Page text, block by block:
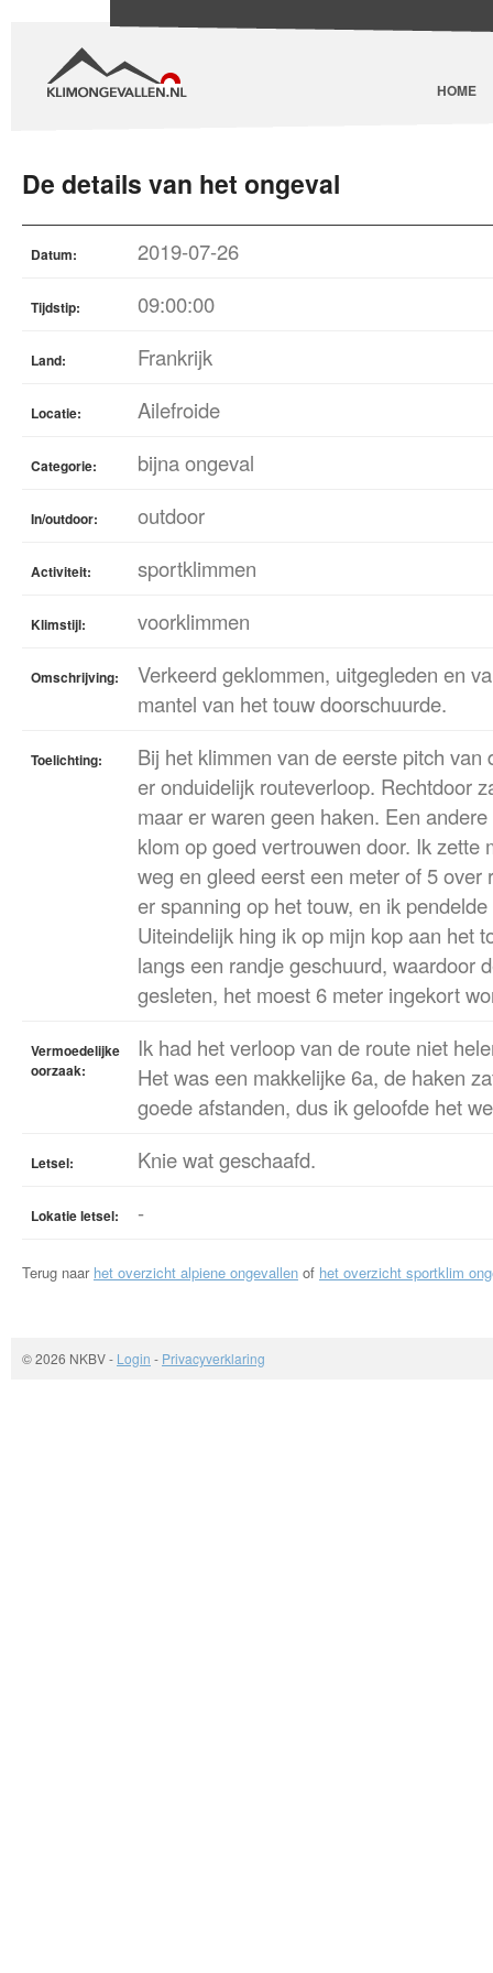
HOME
De details van het ongeval
Datum: 2019-07-26
Tijdstip: 09:00:00
Land: Frankrijk
Locatie: Ailefroide
Categorie: bijna ongeval
In/outdoor: outdoor
Activiteit: sportklimmen
Klimstijl: voorklimmen
Omschrijving:
Verkeerd geklommen, uitgegleden en
mantel van het touw doorschuurde.
Toelichting:
Bij het klimmen van de eerste pitch van
er onduidelijk routeverloop. Rechtdoor
maar er waren geen haken. Een
klom op goed vertrouwen door. Ik zette
weg en gleed eerst een meter of 5 over
er spanning op het touw, en ik
Uiteindelijk hing ik op mijn kop aan het
langs een randje geschuurd, waardoor
gesleten, het moest 6 meter ingekort
Vermoedelijke
oorzaak:
Ik had het verloop van de route niet
Het was een makkelijke 6a, de haken
goede afstanden, dus ik geloofde het
Letsel: Knie wat geschaafd.
Lokatie letsel: -
Terug naar het overzicht alpiene ongevallen of het overzicht sportklim
© 2026 NKBV- Login - Privacyverklaring